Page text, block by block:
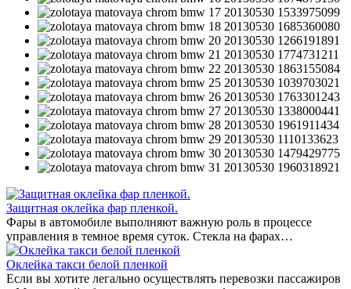
Защитная оклейка фар пленкой.
Фары в автомобиле выполняют важную роль в процессе
управления в темное время суток. Стекла на фарах…
Оклейка такси белой пленкой
Если вы хотите легально осуществлять перевозки пассажиров